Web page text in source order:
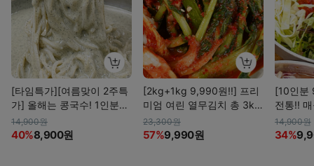
[타임특가][여름맞이 2주특
가] 올해는 콩국수! 1인분
최대 1990원! 서리태 콩국
수(무료배송)
14,900원
40%8,900원
[2kg+1kg 9,990원!!] 프리
미엄 여린 열무김치 총 3kg
초특가!!
23,300원
57%9,990원
[10인분
전통!!
14,900원
34%